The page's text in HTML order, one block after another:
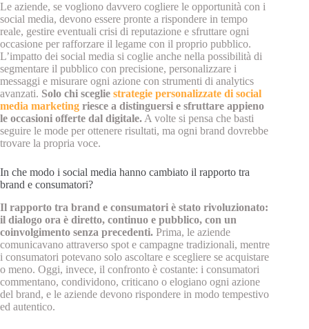
Le aziende, se vogliono davvero cogliere le opportunità con i
social media, devono essere pronte a rispondere in tempo
reale, gestire eventuali crisi di reputazione e sfruttare ogni
occasione per rafforzare il legame con il proprio pubblico.
L’impatto dei social media si coglie anche nella possibilità di
segmentare il pubblico con precisione, personalizzare i
messaggi e misurare ogni azione con strumenti di analytics
avanzati. Solo chi sceglie strategie personalizzate di social
media marketing riesce a distinguersi e sfruttare appieno
le occasioni offerte dal digitale. A volte si pensa che basti
seguire le mode per ottenere risultati, ma ogni brand dovrebbe
trovare la propria voce.
In che modo i social media hanno cambiato il rapporto tra
brand e consumatori?
Il rapporto tra brand e consumatori è stato rivoluzionato:
il dialogo ora è diretto, continuo e pubblico, con un
coinvolgimento senza precedenti. Prima, le aziende
comunicavano attraverso spot e campagne tradizionali, mentre
i consumatori potevano solo ascoltare e scegliere se acquistare
o meno. Oggi, invece, il confronto è costante: i consumatori
commentano, condividono, criticano o elogiano ogni azione
del brand, e le aziende devono rispondere in modo tempestivo
ed autentico.